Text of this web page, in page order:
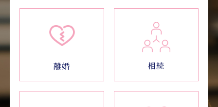
離婚 相続